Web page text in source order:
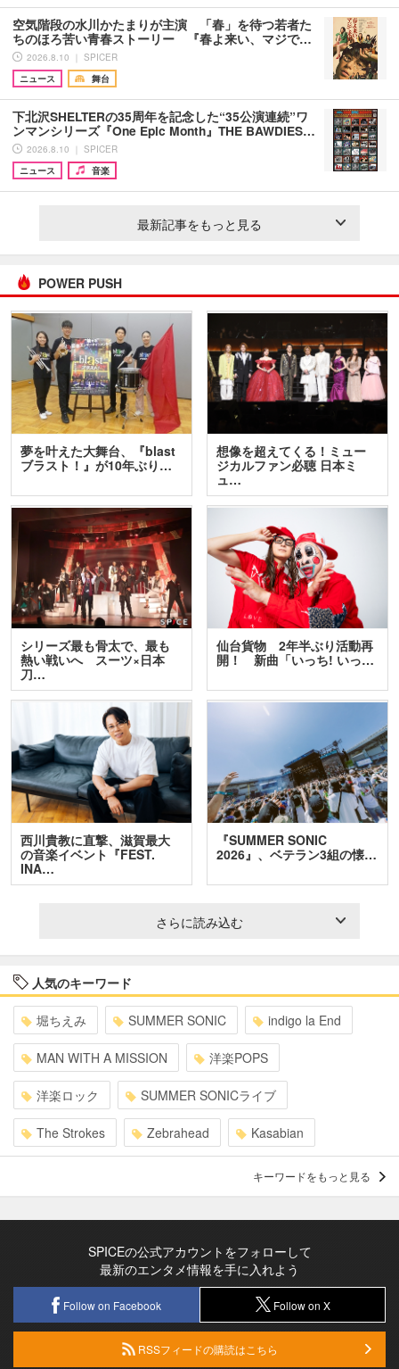
空気階段の水川かたまりが主演 「春」を待つ若者た
ちのほろ苦い青春ストーリー 『春よ来い、マジで…
2026.8.10 ｜ SPICER
ニュース
舞台
下北沢SHELTERの35周年を記念した“35公演連続”ワ
ンマンシリーズ『One Epic Month』THE BAWDIES…
2026.8.10 ｜ SPICER
ニュース
音楽
最新記事をもっと見る
POWER PUSH
夢を叶えた大舞台、『blast
ブラスト！』が10年ぶり…
想像を超えてくる！ミュー
ジカルファン必聴 日本ミ
ュ…
シリーズ最も骨太で、最も
熱い戦いへ スーツ×日本
刀…
仙台貨物 2年半ぶり活動再
開！ 新曲「いっち! いっ…
西川貴教に直撃、滋賀最大
の音楽イベント『FEST.
INA…
『SUMMER SONIC
2026』、ベテラン3組の懐…
さらに読み込む
人気のキーワード
堀ちえみ SUMMER SONIC indigo la End
MAN WITH A MISSION 洋楽POPS
洋楽ロック SUMMER SONICライブ
The Strokes Zebrahead Kasabian
キーワードをもっと見る
SPICEの公式アカウントをフォローして
最新のエンタメ情報を手に入れよう
Follow on Facebook Follow on X
RSSフィードの購読はこちら